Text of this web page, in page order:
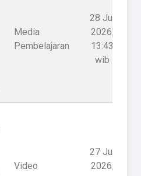
Media
Pembelajaran
28 Jul
2026,
13:43
wib
Video
27 Jul
2026,